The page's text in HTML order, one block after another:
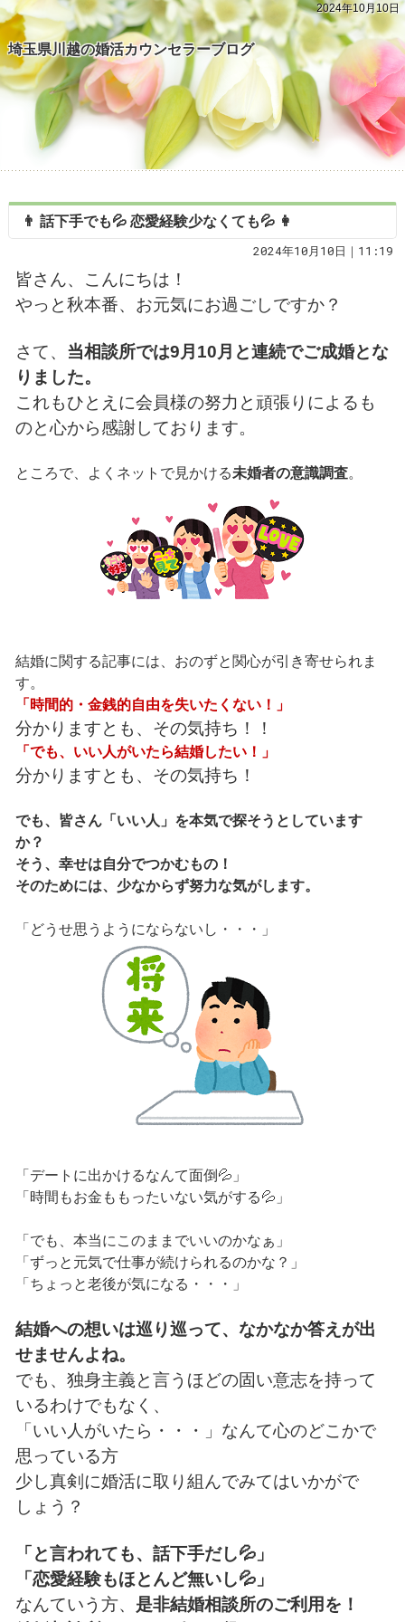
2024年10月10日
埼玉県川越の婚活カウンセラーブログ
👨 話下手でも💦 恋愛経験少なくても💦 👩
2024年10月10日｜11:19
皆さん、こんにちは！
やっと秋本番、お元気にお過ごしですか？
さて、 当相談所では9月10月と連続でご成婚とな
りました。
これもひとえに会員様の努力と頑張りによるも
のと心から感謝しております。
ところで、よくネットで見かける未婚者の意識調査。
結婚に関する記事には、おのずと関心が引き寄せられま
す。
「時間的・金銭的自由を失いたくない！」
分かりますとも、その気持ち！！
「でも、いい人がいたら結婚したい！」
分かりますとも、その気持ち！
でも、皆さん「いい人」を本気で探そうとしています
か？
そう、幸せは自分でつかむもの！
そのためには、少なからず努力な気がします。
「どうせ思うようにならないし・・・」
「デートに出かけるなんて面倒💦」
「時間もお金ももったいない気がする💦」
「でも、本当にこのままでいいのかなぁ」
「ずっと元気で仕事が続けられるのかな？」
「ちょっと老後が気になる・・・」
結婚への想いは巡り巡って、なかなか答えが出
せませんよね。
でも、独身主義と言うほどの固い意志を持って
いるわけでもなく、
「いい人がいたら・・・」なんて心のどこかで
思っている方
少し真剣に婚活に取り組んでみてはいかがで
しょう？
「と言われても、話下手だし💦」
「恋愛経験もほとんど無いし💦」
なんていう方、 是非結婚相談所のご利用を！